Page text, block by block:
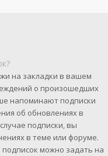
на закладки в вашем
о произошедших
напоминают подписки
об обновлениях в
подписки, вы
в теме или форуме.
можно задать на